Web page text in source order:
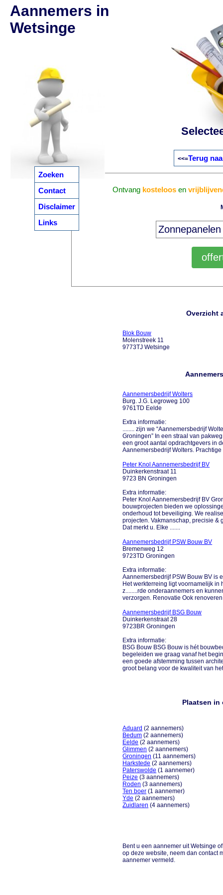
Zoeken
Contact
Disclaimer
Links
Aannemers in
Wetsinge
<<=Terug
Ontvang kosteloos en
Overzicht
Blok Bouw
Molenstreek 11
9773TJ Wetsinge
Aannemersbedrijf Wolters
Burg. J.G. Legroweg 100
9761TD Eelde
Extra informatie:
........ zijn we “Aannemersbedrijf
Groningen” In een straal van
een groot aantal opdrachtgevers in
Aannemersbedrijf Wolters.
Peter Knol Aannemersbedrijf BV
Duinkerkenstraat 11
9723 BN Groningen
Extra informatie:
Peter Knol Aannemersbedrijf BV
bouwprojecten bieden we
onderhoud tot beveiliging. We
projecten. Vakmanschap, precisie &
Dat merkt u. Elke .......
Aannemersbedrijf PSW Bouw BV
Bremenweg 12
9723TD Groningen
Extra informatie:
Aannemersbedrijf PSW Bouw BV is
Het werkterreing ligt voornamelijk
z........rde onderaannemers en
verzorgen. Renovatie Ook
Aannemersbedrijf BSG Bouw
Duinkerkenstraat 28
9723BR Groningen
Extra informatie:
BSG Bouw BSG Bouw is hét
begeleiden we graag vanaf het
een goede afstemming tussen
groot belang voor de kwaliteit van
Plaatsen in
Aduard (2 aannemers)
Bedum (2 aannemers)
Eelde (2 aannemers)
Glimmen (2 aannemers)
Groningen (11 aannemers)
Harkstede (2 aannemers)
Paterswolde (1 aannemer)
Peize (3 aannemers)
Roden (3 aannemers)
Ten boer (1 aannemer)
Yde (2 aannemers)
Zuidlaren (4 aannemers)
Bent u een aannemer uit Wetsinge
op deze website, neem dan contact
aannemer vermeld.